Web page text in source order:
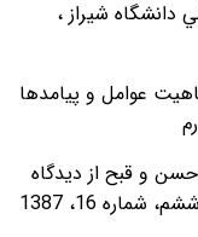
دانشگاه شيراز ،
عوامل و پيامدها
و قبح از ديدگاه
16، 1387